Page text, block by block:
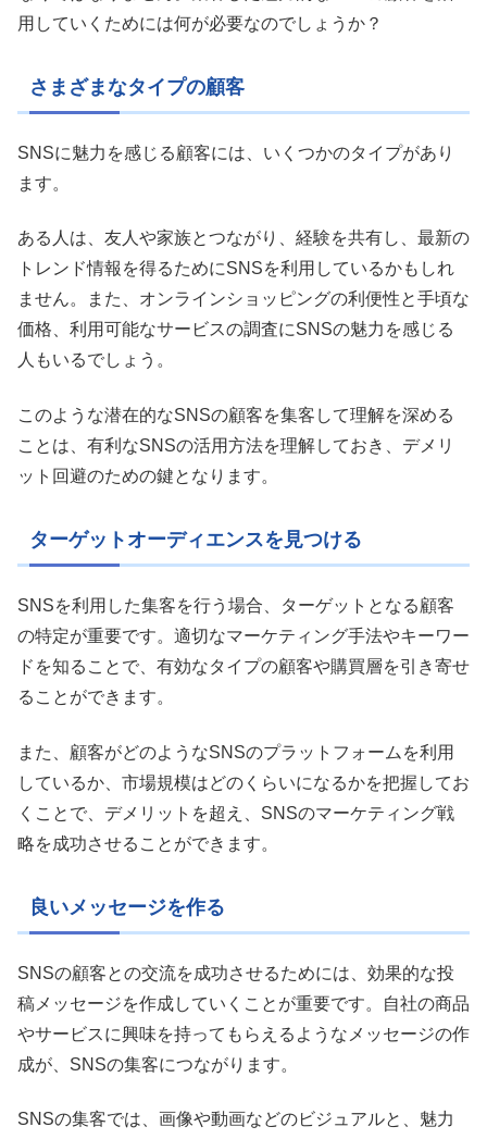
用していくためには何が必要なのでしょうか？
さまざまなタイプの顧客
SNSに魅力を感じる顧客には、いくつかのタイプがあり
ます。
ある人は、友人や家族とつながり、経験を共有し、最新の
トレンド情報を得るためにSNSを利用しているかもしれ
ません。また、オンラインショッピングの利便性と手頃な
価格、利用可能なサービスの調査にSNSの魅力を感じる
人もいるでしょう。
このような潜在的なSNSの顧客を集客して理解を深める
ことは、有利なSNSの活用方法を理解しておき、デメリ
ット回避のための鍵となります。
ターゲットオーディエンスを見つける
SNSを利用した集客を行う場合、ターゲットとなる顧客
の特定が重要です。適切なマーケティング手法やキーワー
ドを知ることで、有効なタイプの顧客や購買層を引き寄せ
ることができます。
また、顧客がどのようなSNSのプラットフォームを利用
しているか、市場規模はどのくらいになるかを把握してお
くことで、デメリットを超え、SNSのマーケティング戦
略を成功させることができます。
良いメッセージを作る
SNSの顧客との交流を成功させるためには、効果的な投
稿メッセージを作成していくことが重要です。自社の商品
やサービスに興味を持ってもらえるようなメッセージの作
成が、SNSの集客につながります。
SNSの集客では、画像や動画などのビジュアルと、魅力